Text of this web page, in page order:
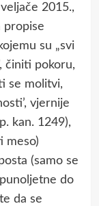
2015.,
propise
su „svi
činiti pokoru,
se molitvi,
vjernije
kan. 1249),
meso)
(samo se
do
da se